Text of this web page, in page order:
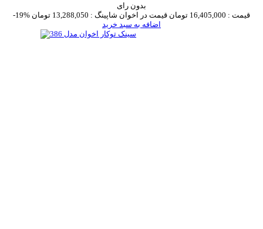
بدون رای
-19%
قیمت : 16,405,000 تومان قیمت در اخوان شاپینگ : 13,288,050 تومان
اضافه به سبد خرید